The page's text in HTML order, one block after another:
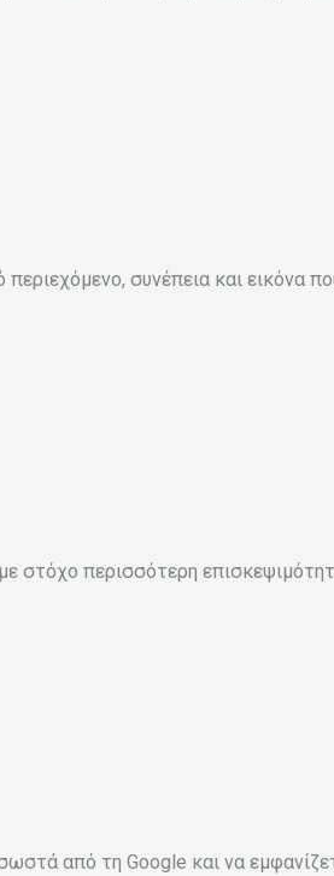
συνέπεια και εικόνα
στόχο περισσότερη
από τη Google και να